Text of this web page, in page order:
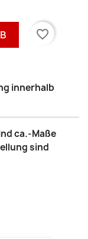
favorite_border
innerhalb
ca.-Maße
sind